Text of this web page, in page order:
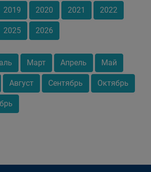
2019 2020 2021 2022
2025 2026
Март Апрель Май
Август Сентябрь Октябрь